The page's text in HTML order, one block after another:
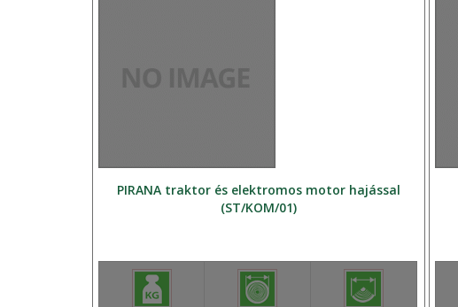
PIRANA traktor és elektromos motor hajással
(ST/KOM/01)